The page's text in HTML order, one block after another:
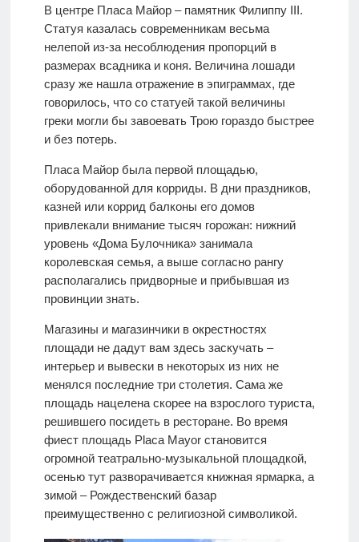
В центре Пласа Майор – памятник Филиппу III.
Статуя казалась современникам весьма
нелепой из-за несоблюдения пропорций в
размерах всадника и коня. Величина лошади
сразу же нашла отражение в эпиграммах, где
говорилось, что со статуей такой величины
греки могли бы завоевать Трою гораздо быстрее
и без потерь.
Пласа Майор была первой площадью,
оборудованной для корриды. В дни праздников,
казней или коррид балконы его домов
привлекали внимание тысяч горожан: нижний
уровень «Дома Булочника» занимала
королевская семья, а выше согласно рангу
располагались придворные и прибывшая из
провинции знать.
Магазины и магазинчики в окрестностях
площади не дадут вам здесь заскучать –
интерьер и вывески в некоторых из них не
менялся последние три столетия. Сама же
площадь нацелена скорее на взрослого туриста,
решившего посидеть в ресторане. Во время
фиест площадь Placa Mayor становится
огромной театрально-музыкальной площадкой,
осенью тут разворачивается книжная ярмарка, а
зимой – Рождественский базар
преимущественно с религиозной символикой.